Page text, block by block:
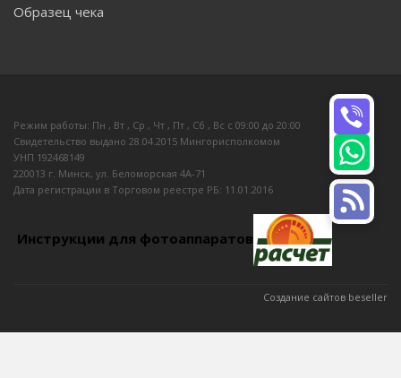
Образец чека
Режим работы: Пн , Вт , Ср , Чт , Пт , Сб , Вс c 09:00 до 20:00
Свидетельство выдано 28.04.2015 Мингорисполкомом
УНП 192468149
220013 г. Минск, ул. Беломорская 4А-71
Дата регистрации в Торговом реестре РБ: 11.01.2016
Инструкции для фотоаппаратов
Создание сайтов beseller